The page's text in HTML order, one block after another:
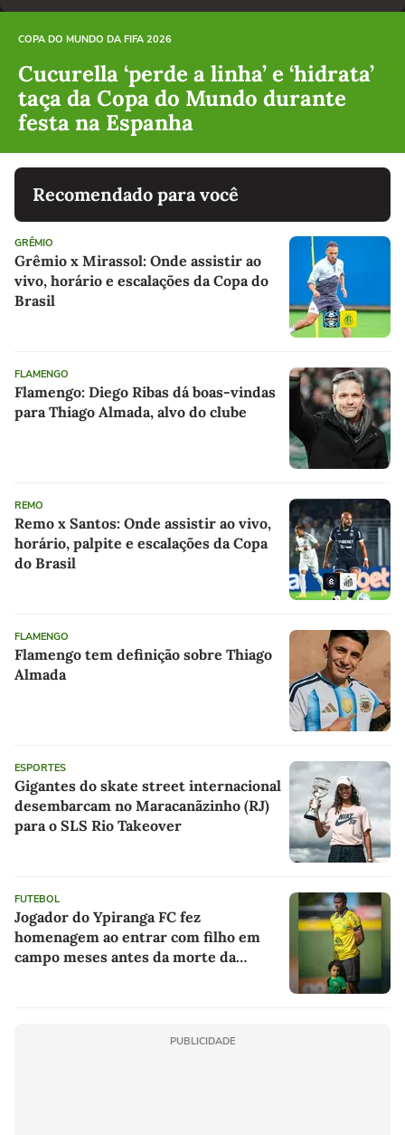
COPA DO MUNDO DA FIFA 2026
Cucurella ‘perde a linha’ e ‘hidrata’
taça da Copa do Mundo durante
festa na Espanha
Recomendado para você
GRÊMIO
Grêmio x Mirassol: Onde assistir ao
vivo, horário e escalações da Copa do
Brasil
FLAMENGO
Flamengo: Diego Ribas dá boas-vindas
para Thiago Almada, alvo do clube
REMO
Remo x Santos: Onde assistir ao vivo,
horário, palpite e escalações da Copa
do Brasil
FLAMENGO
Flamengo tem definição sobre Thiago
Almada
ESPORTES
Gigantes do skate street internacional
desembarcam no Maracanãzinho (RJ)
para o SLS Rio Takeover
FUTEBOL
Jogador do Ypiranga FC fez
homenagem ao entrar com filho em
campo meses antes da morte da
PUBLICIDADE